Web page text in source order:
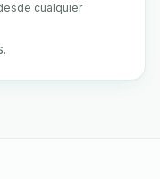
cualquier